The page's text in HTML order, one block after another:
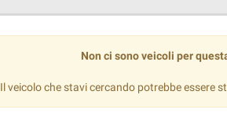
Non ci sono veicoli per
Il veicolo che stavi cercando potrebbe essere